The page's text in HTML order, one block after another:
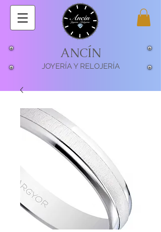
ANCÍN
JOYERÍA Y RELOJERÍA